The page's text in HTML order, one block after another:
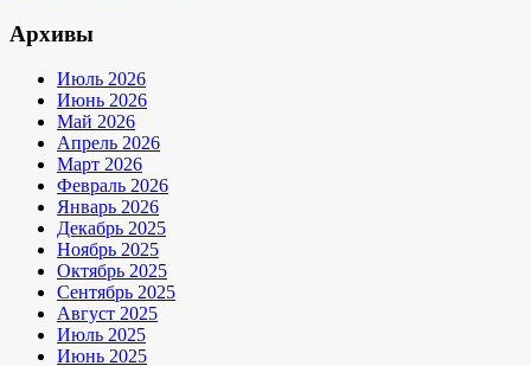
Архивы
Июль 2026
Июнь 2026
Май 2026
Апрель 2026
Март 2026
Февраль 2026
Январь 2026
Декабрь 2025
Ноябрь 2025
Октябрь 2025
Сентябрь 2025
Август 2025
Июль 2025
Июнь 2025